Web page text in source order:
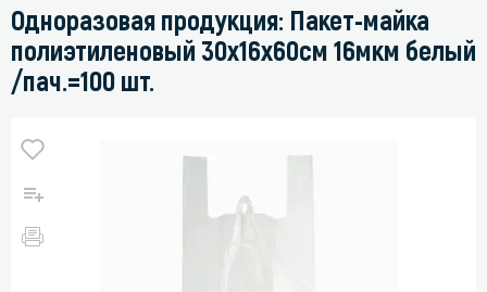
Одноразовая продукция: Пакет-майка
полиэтиленовый 30х16х60см 16мкм белый
/пач.=100 шт.